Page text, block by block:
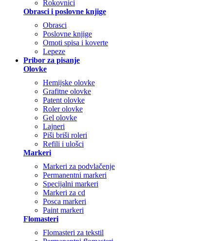
Rokovnici
Obrasci i poslovne knjige
Obrasci
Poslovne knjige
Omoti spisa i koverte
Lepeze
Pribor za pisanje
Olovke
Hemijske olovke
Grafitne olovke
Patent olovke
Roler olovke
Gel olovke
Lajneri
Piši briši roleri
Refili i ulošci
Markeri
Markeri za podvlačenje
Permanentni markeri
Specijalni markeri
Markeri za cd
Posca markeri
Paint markeri
Flomasteri
Flomasteri za tekstil